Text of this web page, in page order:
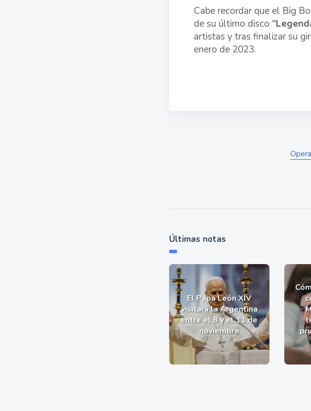
Cabe recordar que el Big
de su último disco
artistas y tras finalizar su
enero de 2023.
Últimas notas
El Papa León XIV
visitará la Argentina
entre el 8 y el 11 de
noviembre